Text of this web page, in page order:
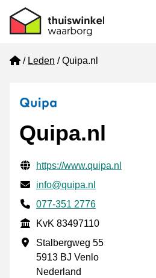
Home
Leden Quipa.nl
Quipa.nl
Gecontroleerde contactgegevens
Website URL
https://www.quipa.nl
E-mail
info@quipa.nl
Telefoonnummer
077-351 2776
KvK
KvK 83497110
Vestigingsadres
Stalbergweg 55
5913 BJ Venlo
Nederland